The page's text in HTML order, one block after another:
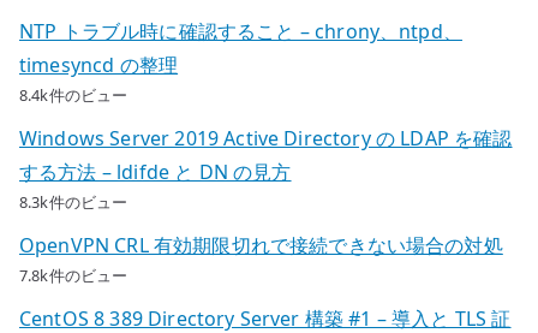
NTP トラブル時に確認すること – chrony、ntpd、
timesyncd の整理
8.4k件のビュー
Windows Server 2019 Active Directory の LDAP を確認
する方法 – ldifde と DN の見方
8.3k件のビュー
OpenVPN CRL 有効期限切れで接続できない場合の対処
7.8k件のビュー
CentOS 8 389 Directory Server 構築 #1 – 導入と TLS 証